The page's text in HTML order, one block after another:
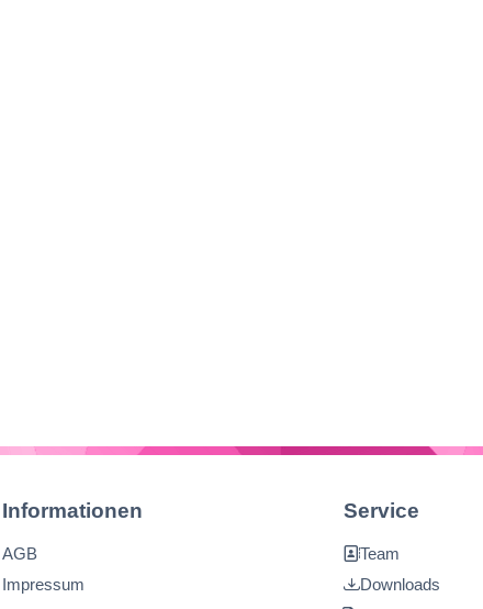
Informationen
AGB
Impressum
Service
Team
Downloads